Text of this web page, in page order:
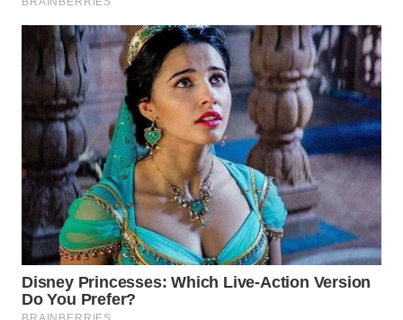
WN
INDRAMAYU
WN
KUNINGAN
WN
MAJALENGKA
WN
SUBANG
WN
SUKABUMI